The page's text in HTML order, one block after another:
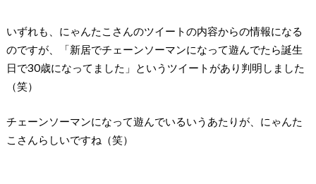
いずれも、にゃんたこさんのツイートの内容からの情報になる
のですが、「新居でチェーンソーマンになって遊んでたら誕生
日で30歳になってました」というツイートがあり判明しました
（笑）
チェーンソーマンになって遊んでいるいうあたりが、にゃんた
こさんらしいですね（笑）